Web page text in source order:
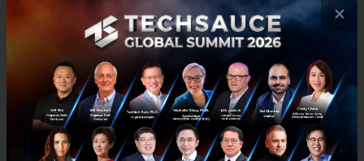
| ByHotel Mans
Hotel Reopening
Reopening hotel after covid-19
×